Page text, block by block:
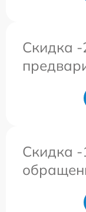
Скидка -
Скидка -